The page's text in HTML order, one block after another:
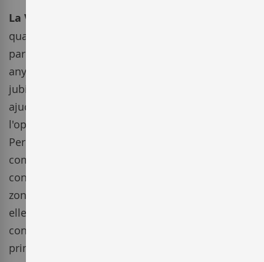
La Vinyeta
quan Josep Serra, propietari i enòleg, compra un
parell de vinyes de vinyes velles, d'entre 50 i 75
anys, de Samsó i Garnatxa a un pagés a punt de
jubilar-se amb la condició de que aquest seguiria
ajudant a l'explotació agrícola. Més tard, va tenir
l'oportunitat de comprar una finca a Mollet de
Perelada, on va plantar més vinyes, amb la
complicació afegida de que mai abans s'hi havia
conreat vinyes en aquestes terres; la gent de la
zona no confiava que fos una bona terra per
elles. El projecte es consolida l'any 2006 amb la
construcció del celler i s'inicia l'elaboració dels
primers vins negre del